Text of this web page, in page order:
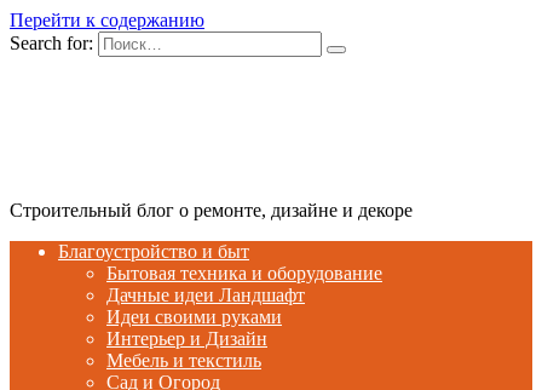
Перейти к содержанию
Search for:
Строительный блог о ремонте, дизайне и декоре
Благоустройство и быт
Бытовая техника и оборудование
Дачные идеи Ландшафт
Идеи своими руками
Интерьер и Дизайн
Мебель и текстиль
Сад и Огород